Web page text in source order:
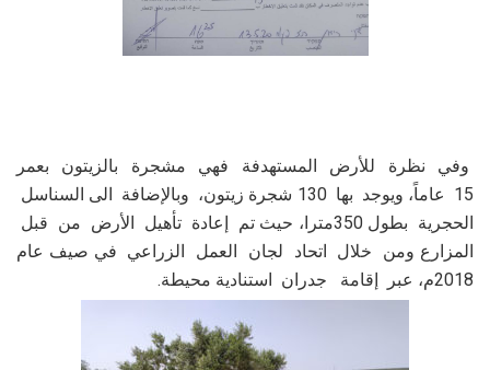
وفي نظرة للأرض المستهدفة فهي مشجرة بالزيتون بعمر
15 عاماً، ويوجد بها 130 شجرة زيتون، وبالإضافة الى السناسل
الحجرية بطول 350مترا، حيث تم إعادة تأهيل الأرض من قبل
المزارع ومن خلال اتحاد لجان العمل الزراعي في صيف عام
2018م، عبر إقامة جدران استنادية محيطة.